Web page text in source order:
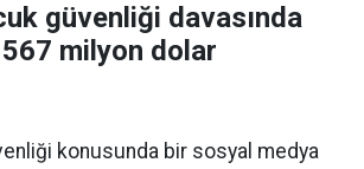
güvenliği davasında
milyon dolar
konusunda bir sosyal medya